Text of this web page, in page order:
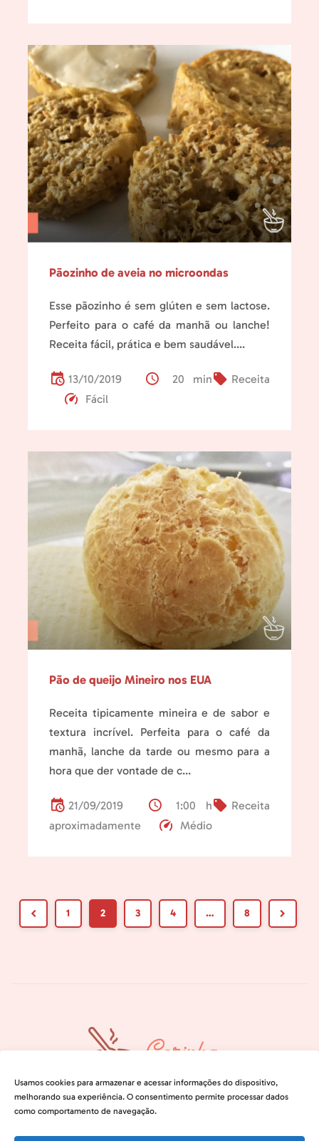
Usamos cookies para armazenar e acessar informações do dispositivo,
melhorando sua experiência. O consentimento permite processar dados
como comportamento de navegação.
Pãozinho de aveia no microondas
Esse pãozinho é sem glúten e sem lactose.
Perfeito para o café da manhã ou lanche!
Receita fácil, prática e bem saudável....
13/10/2019 Receita
20 min
Fácil
Pão de queijo Mineiro nos EUA
Receita tipicamente mineira e de sabor e
textura incrível. Perfeita para o café da
manhã, lanche da tarde ou mesmo para a
hora que der vontade de c...
21/09/2019 Receita
1:00 h
aproximadamente
Médio
1 2 3 4 … 8